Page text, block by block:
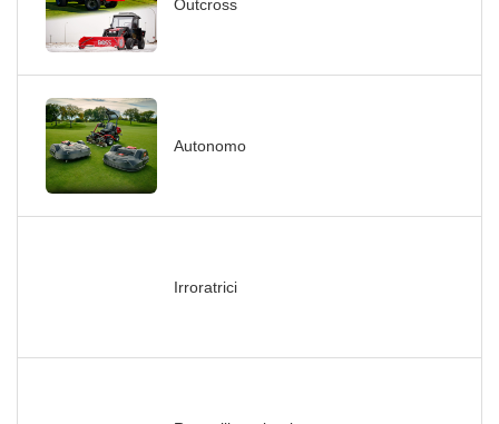
Outcross
Autonomo
Irroratrici